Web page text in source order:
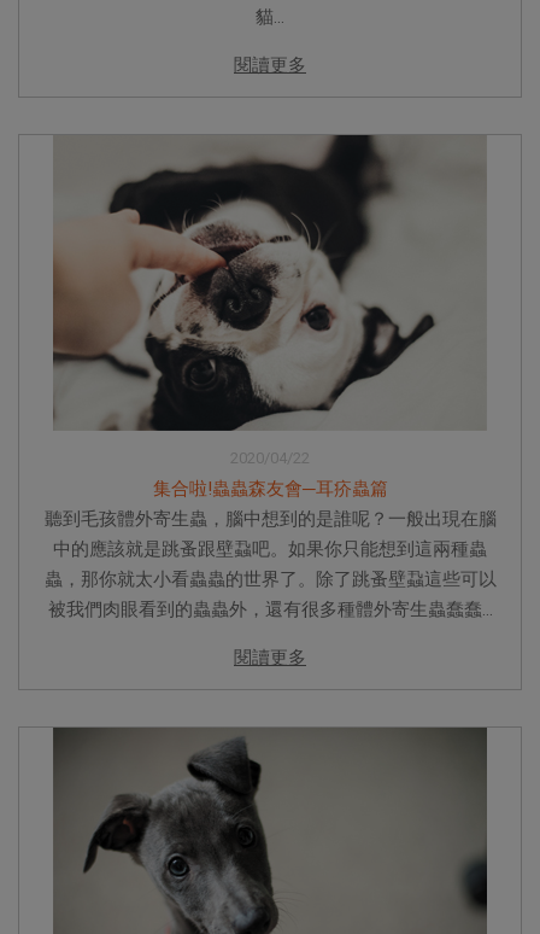
貓...
閱讀更多
2020/04/22
集合啦!蟲蟲森友會─耳疥蟲篇
聽到毛孩體外寄生蟲，腦中想到的是誰呢？一般出現在腦
中的應該就是跳蚤跟壁蝨吧。如果你只能想到這兩種蟲
蟲，那你就太小看蟲蟲的世界了。除了跳蚤壁蝨這些可以
被我們肉眼看到的蟲蟲外，還有很多種體外寄生蟲蠢蠢...
閱讀更多